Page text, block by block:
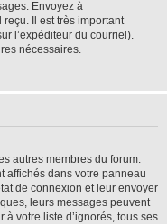
Envoyez à
reçu. Il est très important
l’expéditeur du courriel).
nécessaires.
autres membres du forum.
affichés dans votre panneau
de connexion et leur envoyer
leurs messages peuvent
votre liste d’ignorés, tous ses